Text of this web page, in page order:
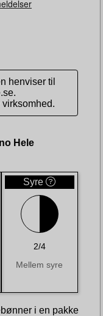
henviser til
Hele
Syre
2/4
Mellem syre
i en pakke